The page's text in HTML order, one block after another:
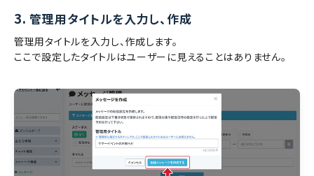
3. 管理用タイトルを入力し、作成
管理用タイトルを入力し、作成します。
ここで設定したタイトルはユーザーに見えることはありません。